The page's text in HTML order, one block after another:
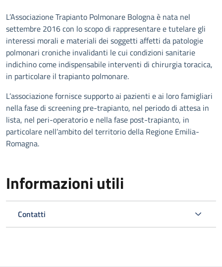
Descrizione
L’Associazione Trapianto Polmonare Bologna è nata nel
settembre 2016 con lo scopo di rappresentare e tutelare gli
interessi morali e materiali dei soggetti affetti da patologie
polmonari croniche invalidanti le cui condizioni sanitarie
indichino come indispensabile interventi di chirurgia toracica,
in particolare il trapianto polmonare.
L’associazione fornisce supporto ai pazienti e ai loro famigliari
nella fase di screening pre-trapianto, nel periodo di attesa in
lista, nel peri-operatorio e nella fase post-trapianto, in
particolare nell’ambito del territorio della Regione Emilia-
Romagna.
Informazioni utili
Contatti